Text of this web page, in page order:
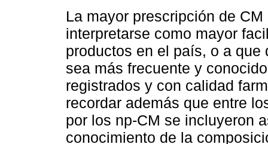
La mayor prescripción de
interpretarse como mayor
productos en el país, o a
sea más frecuente y
registrados y con calidad
recordar además que entre
por los np-CM se incluyeron
conocimiento de la